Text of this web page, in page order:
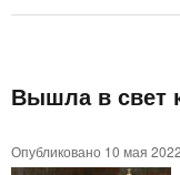
Вышла в свет
Опубликовано 10 мая